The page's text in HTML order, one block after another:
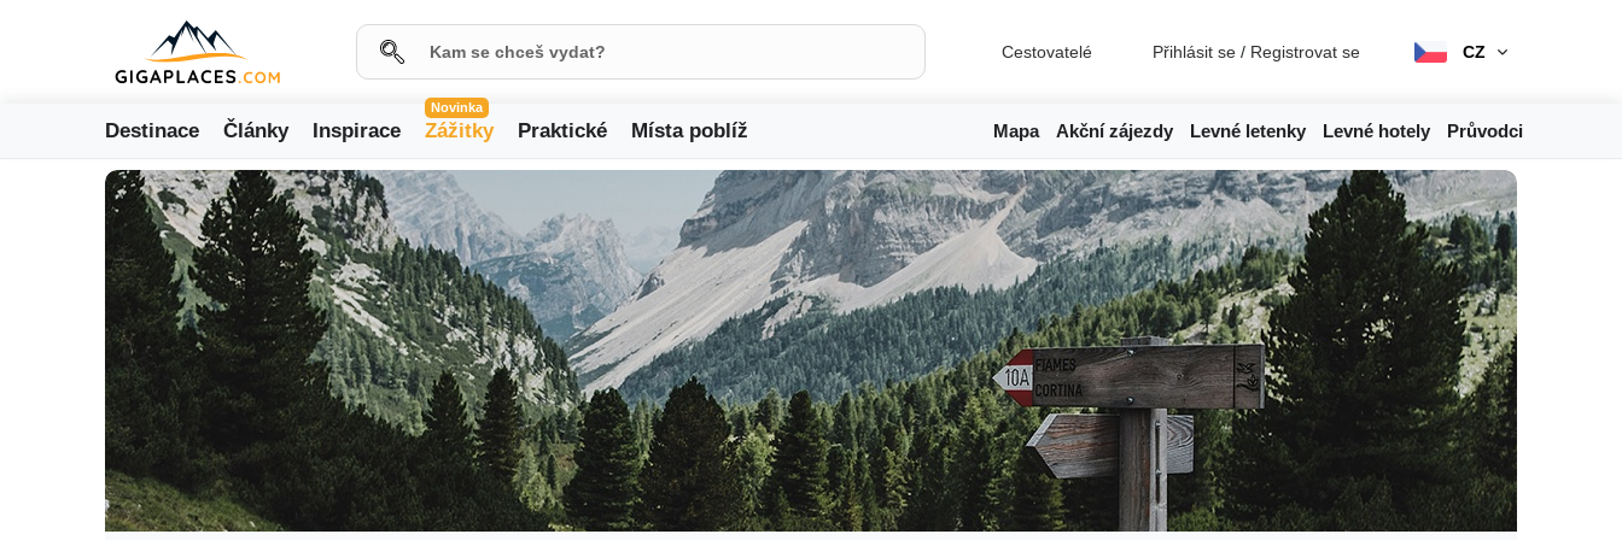
Cestovatelé Přihlásit se / Registrovat se CZ
Destinace Články Inspirace
Novinka
Zážitky Praktické Místa poblíž Mapa Akční zájezdy Levné letenky Levné hotely Průvodci